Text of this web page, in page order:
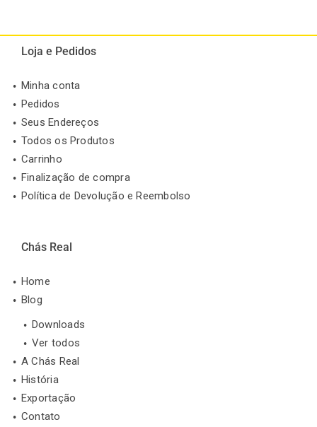
Loja e Pedidos
Minha conta
Pedidos
Seus Endereços
Todos os Produtos
Carrinho
Finalização de compra
Política de Devolução e Reembolso
Chás Real
Home
Blog
Downloads
Ver todos
A Chás Real
História
Exportação
Contato